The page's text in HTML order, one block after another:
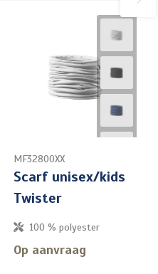
MF32800XX
Scarf unisex/kids
Twister
100 % polyester
Op aanvraag